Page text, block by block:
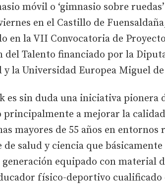
móvil o ‘gimnasio sobre
en el Castillo de
en la VII Convocatoria de
del Talento financiado por la
y la Universidad Europea Miguel
es sin duda una iniciativa pionera
principalmente a mejorar la
mayores de 55 años en entornos
salud y ciencia que
equipado con material
físico-deportivo cualificado